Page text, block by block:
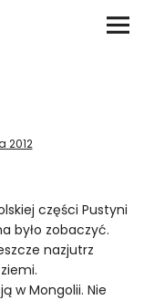
2012
części Pustyni
było zobaczyć.
nazjutrz
w Mongolii. Nie